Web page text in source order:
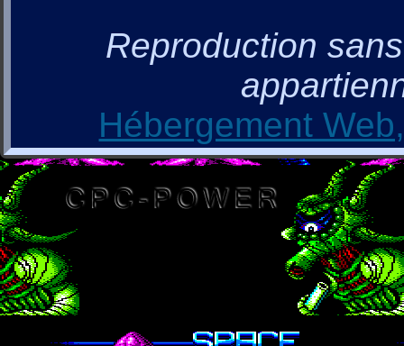
Reproduction
Hébergement